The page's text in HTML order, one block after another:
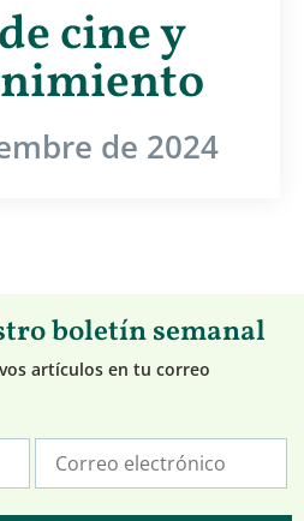
cine y
de 2024
boletín semanal
artículos en tu correo